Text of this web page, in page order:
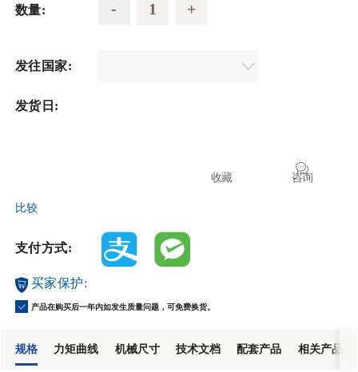
数量:
发往国家:
发货日:
咨询
收藏
比较
支付方式:
买家保护:
产品在购买后一年内如发生质量问题，可免费换货。
规格 力矩曲线 机械尺寸 技术文档 配套产品 相关产品